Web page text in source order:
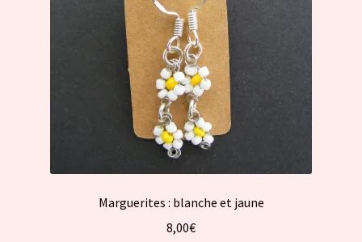
Marguerites : blanche et jaune
8,00€